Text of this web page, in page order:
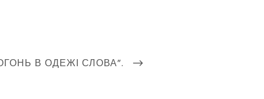
В ОДЕЖІ СЛОВА”.